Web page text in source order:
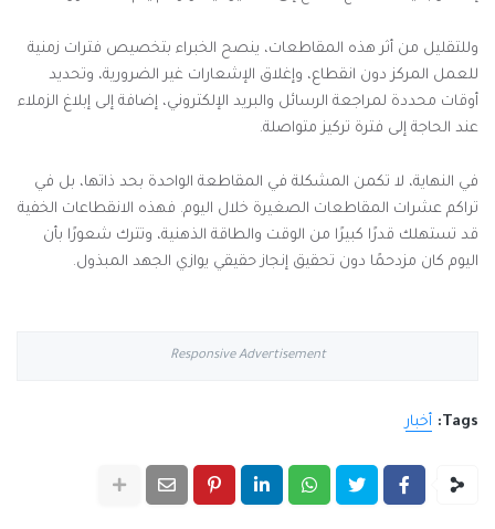
وللتقليل من أثر هذه المقاطعات، ينصح الخبراء بتخصيص فترات زمنية
للعمل المركز دون انقطاع، وإغلاق الإشعارات غير الضرورية، وتحديد
أوقات محددة لمراجعة الرسائل والبريد الإلكتروني، إضافة إلى إبلاغ الزملاء
عند الحاجة إلى فترة تركيز متواصلة.
في النهاية، لا تكمن المشكلة في المقاطعة الواحدة بحد ذاتها، بل في
تراكم عشرات المقاطعات الصغيرة خلال اليوم. فهذه الانقطاعات الخفية
قد تستهلك قدرًا كبيرًا من الوقت والطاقة الذهنية، وتترك شعورًا بأن
اليوم كان مزدحمًا دون تحقيق إنجاز حقيقي يوازي الجهد المبذول.
Responsive Advertisement
Tags: أخبار